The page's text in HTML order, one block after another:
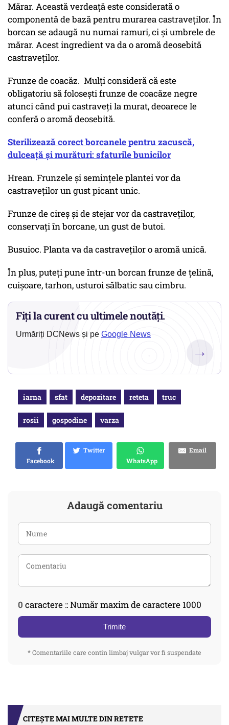
Mărar. Această verdeață este considerată o
componentă de bază pentru murarea castraveților. În
borcan se adaugă nu numai ramuri, ci și umbrele de
mărar. Acest ingredient va da o aromă deosebită
castraveților.
Frunze de coacăz. Mulți consideră că este
obligatoriu să folosești frunze de coacăze negre
atunci când pui castraveți la murat, deoarece le
conferă o aromă deosebită.
Sterilizează corect borcanele pentru zacuscă,
dulceață și murături: sfaturile bunicilor
Hrean. Frunzele și semințele plantei vor da
castraveților un gust picant unic.
Frunze de cireș și de stejar vor da castraveților,
conservați în borcane, un gust de butoi.
Busuioc. Planta va da castraveților o aromă unică.
În plus, puteți pune într-un borcan frunze de țelină,
cuișoare, tarhon, usturoi sălbatic sau cimbru.
Fiți la curent cu ultimele noutăți.
Urmăriți DCNews și pe Google News
→
iarna sfat depozitare reteta truc
rosii gospodine varza
Facebook
Twitter
WhatsApp
Email
Adaugă comentariu
0 caractere :: Număr maxim de caractere 1000
Trimite
* Comentariile care contin limbaj vulgar vor fi suspendate
CITEȘTE MAI MULTE DIN RETETE